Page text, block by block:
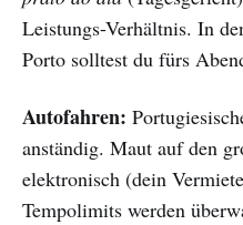
Leistungs-Verhältnis. In
Porto solltest du fürs
Autofahren:
anständig. Maut auf den
elektronisch (dein
Tempolimits werden